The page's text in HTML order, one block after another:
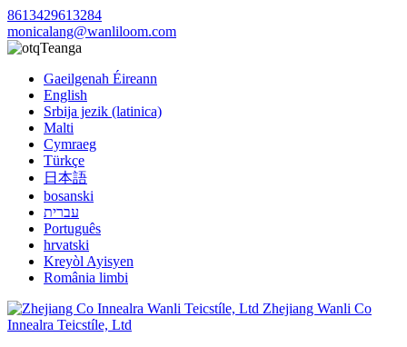
8613429613284
monicalang@wanliloom.com
Teanga
Gaeilgenah Éireann
English
Srbija jezik (latinica)
Malti
Cymraeg
Türkçe
日本語
bosanski
עברית
Português
hrvatski
Kreyòl Ayisyen
România limbi